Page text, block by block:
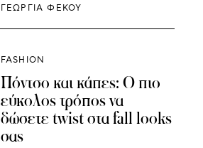
ΓΕΩΡΓΙΑ ΦΕΚΟΥ
FASHION
Πόντσο και κάπες: Ο πιο
εύκολος τρόπος να
δώσετε twist στα fall looks
σας